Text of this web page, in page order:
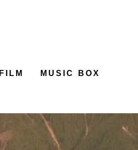
FILM MUSIC BOX